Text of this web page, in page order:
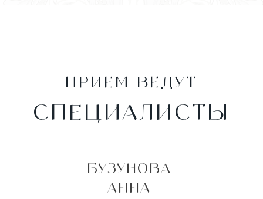
ПРИЕМ ВЕДУТ
СПЕЦИАЛИСТЫ
БУЗУНОВА
АННА